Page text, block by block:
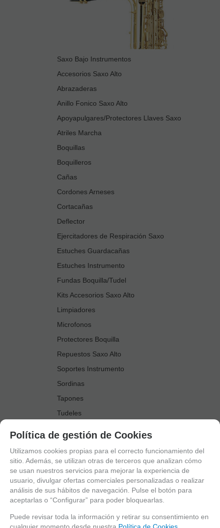
Saxo Bajo Instrumentos
Accesorios Saxo Alto
Abrazaderas
Anillo Fonico Saxo Alto
Apoyapulgares/Protectores Llaves Saxo
Atriles Marcha
Boquillas
Boquilleros
Cañas
Cordones Arneses
Cortacañas
Deflector
Ejercitadores de Respiración Saxo
Estuches Guardacañas
Estuches Instrumento
Fundas Boquilla/Tudel
Kits Accesorios Saxo Alto
Limpiadores
Microfonos
Protectores Boquilla
Repuestos Saxo Alto
Soportes Instrumento
Sordinas
Tapones
Tudeles
Accesorios Saxo Tenor
Abrazaderas
Anillo Fonico Saxo Tenor
Atriles Marcha
Boquillas
Boquilleros
Política de gestión de Cookies
Utilizamos cookies propias para el correcto funcionamiento del
sitio. Además, se utilizan otras de terceros que analizan cómo
se usan nuestros servicios para mejorar la experiencia de
usuario, divulgar ofertas comerciales personalizadas o realizar
análisis de sus hábitos de navegación. Pulse el botón para
aceptarlas o “Configurar” para poder bloquearlas.
Puede revisar toda la información y retirar su consentimiento en